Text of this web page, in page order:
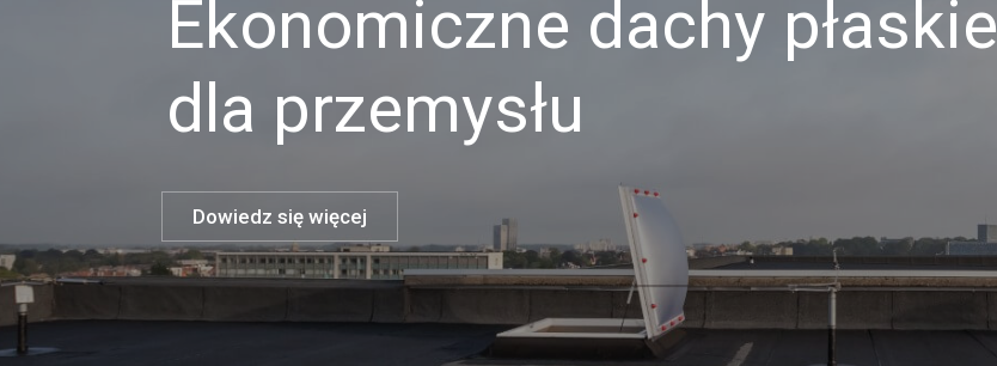
Ekonomiczne dachy płaskie
dla przemysłu
Dowiedz się więcej